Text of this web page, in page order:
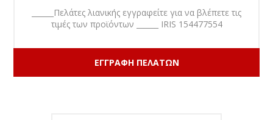
______Πελάτες λιανικής εγγραφείτε για να βλέπετε τις
τιμές των προϊόντων ______ IRIS 154477554